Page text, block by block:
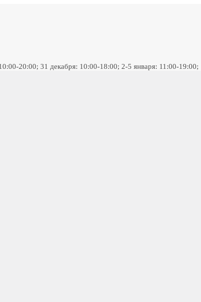
20:00; 31 декабря: 10:00-18:00; 2-5 января: 11:00-19:00;